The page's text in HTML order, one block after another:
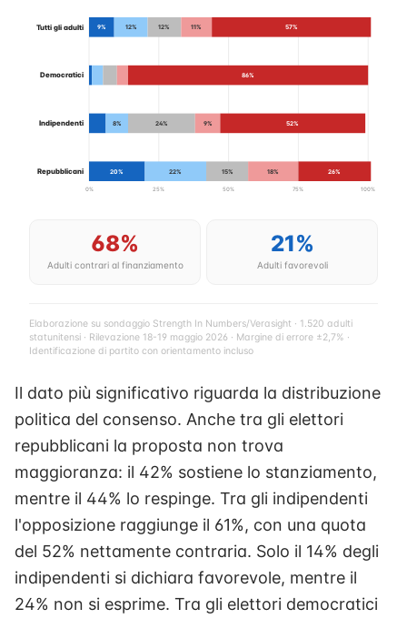
0% 25% 50% 75% 100%
Tutti gli adulti 9% 12% 12% 11% 57%
Democratici 86%
Indipendenti 8% 24% 9% 52%
Repubblicani 20% 22% 15% 18% 26%
68%
Adulti contrari al finanziamento
21%
Adulti favorevoli
Elaborazione su sondaggio Strength In Numbers/Verasight · 1.520 adulti
statunitensi · Rilevazione 18-19 maggio 2026 · Margine di errore ±2,7% ·
Identificazione di partito con orientamento incluso
Il dato più significativo riguarda la distribuzione
politica del consenso. Anche tra gli elettori
repubblicani la proposta non trova
maggioranza: il 42% sostiene lo stanziamento,
mentre il 44% lo respinge. Tra gli indipendenti
l'opposizione raggiunge il 61%, con una quota
del 52% nettamente contraria. Solo il 14% degli
indipendenti si dichiara favorevole, mentre il
24% non si esprime. Tra gli elettori democratici